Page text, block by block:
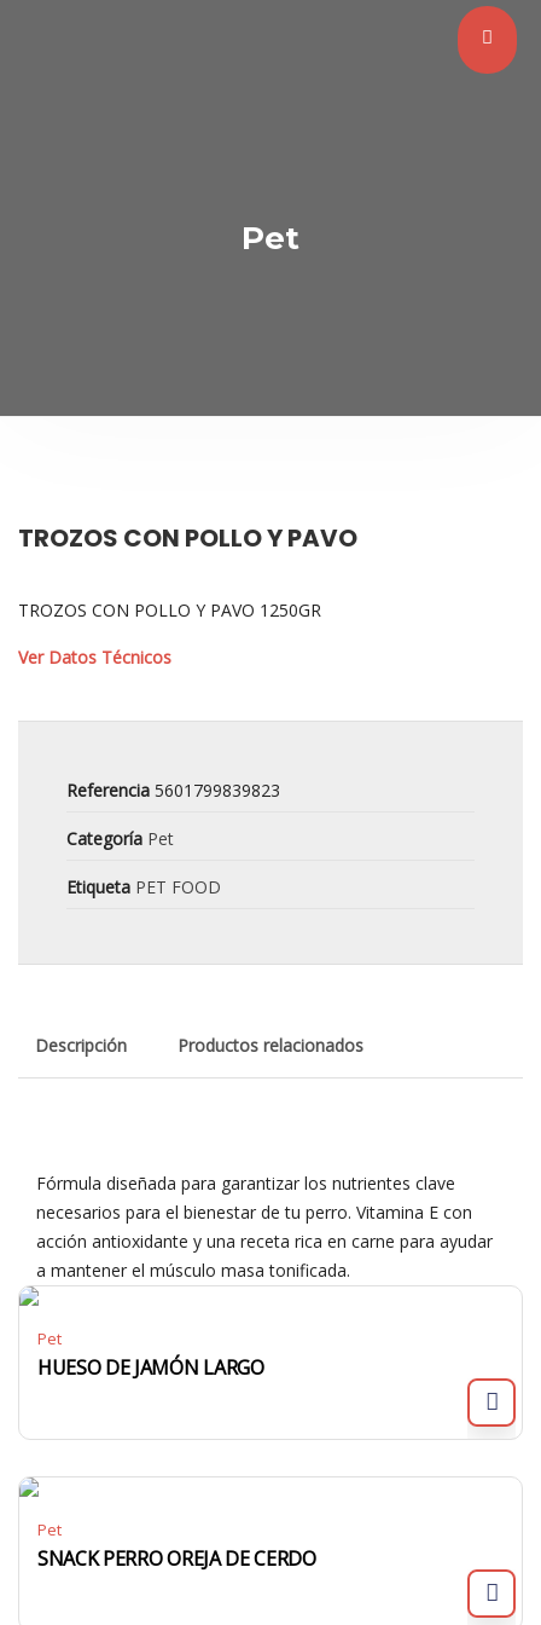
Pet
TROZOS CON POLLO Y PAVO
TROZOS CON POLLO Y PAVO 1250GR
Ver Datos Técnicos
Referencia 5601799839823
Categoría Pet
Etiqueta PET FOOD
Descripción Productos relacionados
Fórmula diseñada para garantizar los nutrientes clave
necesarios para el bienestar de tu perro. Vitamina E con
acción antioxidante y una receta rica en carne para ayudar
a mantener el músculo masa tonificada.
Pet
HUESO DE JAMÓN LARGO
Pet
SNACK PERRO OREJA DE CERDO